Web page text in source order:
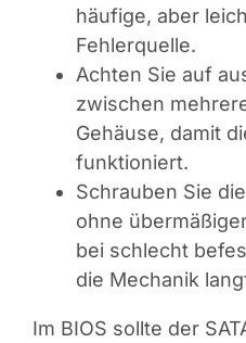
häufige, aber
Fehlerquelle.
Achten Sie auf
zwischen
Gehäuse, damit
funktioniert.
Schrauben Sie
ohne
bei schlecht
die Mechanik
Im BIOS sollte der